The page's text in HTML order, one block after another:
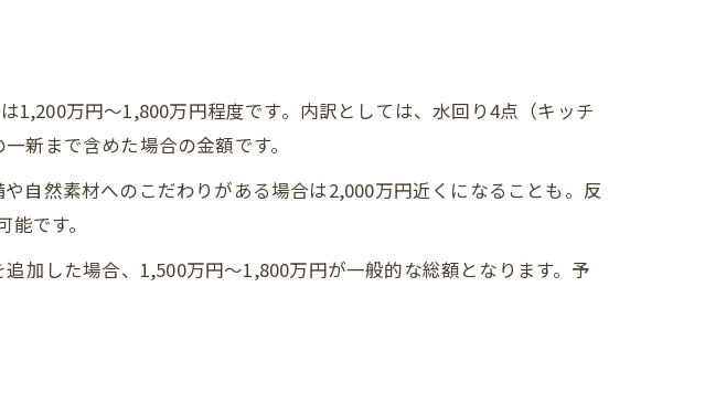
万円〜1,800万円程度です。内訳としては、水回り4点（キッチ
新まで含めた場合の金額です。
自然素材へのこだわりがある場合は2,000万円近くになることも。反
です。
加した場合、1,500万円〜1,800万円が一般的な総額となります。予